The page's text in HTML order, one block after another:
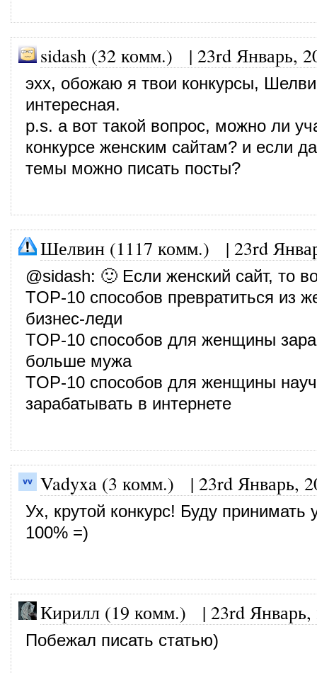
sidash (32 комм.) | 23rd Январь,
эхх, обожаю я твои конкурсы,
интересная.
p.s. а вот такой вопрос, можно ли
конкурсе женским сайтам? и если
темы можно писать посты?
Шелвин (1117 комм.) | 23rd
@sidash: 🙂 Если женский сайт, то
TOP-10 способов превратиться из
бизнес-леди
TOP-10 способов для женщины
больше мужа
TOP-10 способов для женщины
зарабатывать в интернете
Vadyxa (3 комм.) | 23rd Январь,
Ух, крутой конкурс! Буду принимать
100% =)
Кирилл (19 комм.) | 23rd Январь,
Побежал писать статью)